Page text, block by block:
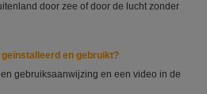
door zee of door de lucht zonder
en gebruikt?
gebruiksaanwijzing en een video in de